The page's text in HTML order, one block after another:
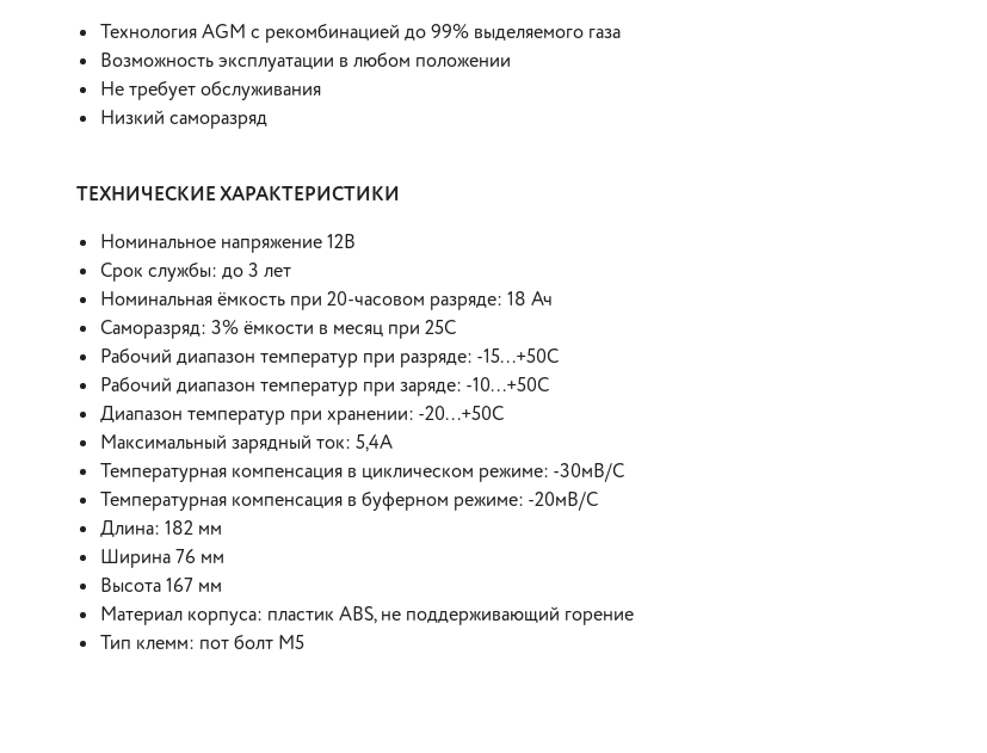
Технология AGM с рекомбинацией до 99% выделяемого газа
Возможность эксплуатации в любом положении
Не требует обслуживания
Низкий саморазряд
ТЕХНИЧЕСКИЕ ХАРАКТЕРИСТИКИ
Номинальное напряжение 12В
Срок службы: до 3 лет
Номинальная ёмкость при 20-часовом разряде: 18 Ач
Саморазряд: 3% ёмкости в месяц при 25С
Рабочий диапазон температур при разряде: -15...+50С
Рабочий диапазон температур при заряде: -10...+50С
Диапазон температур при хранении: -20...+50С
Максимальный зарядный ток: 5,4А
Температурная компенсация в циклическом режиме: -30мВ/С
Температурная компенсация в буферном режиме: -20мВ/С
Длина: 182 мм
Ширина 76 мм
Высота 167 мм
Материал корпуса: пластик ABS, не поддерживающий горение
Тип клемм: пот болт М5